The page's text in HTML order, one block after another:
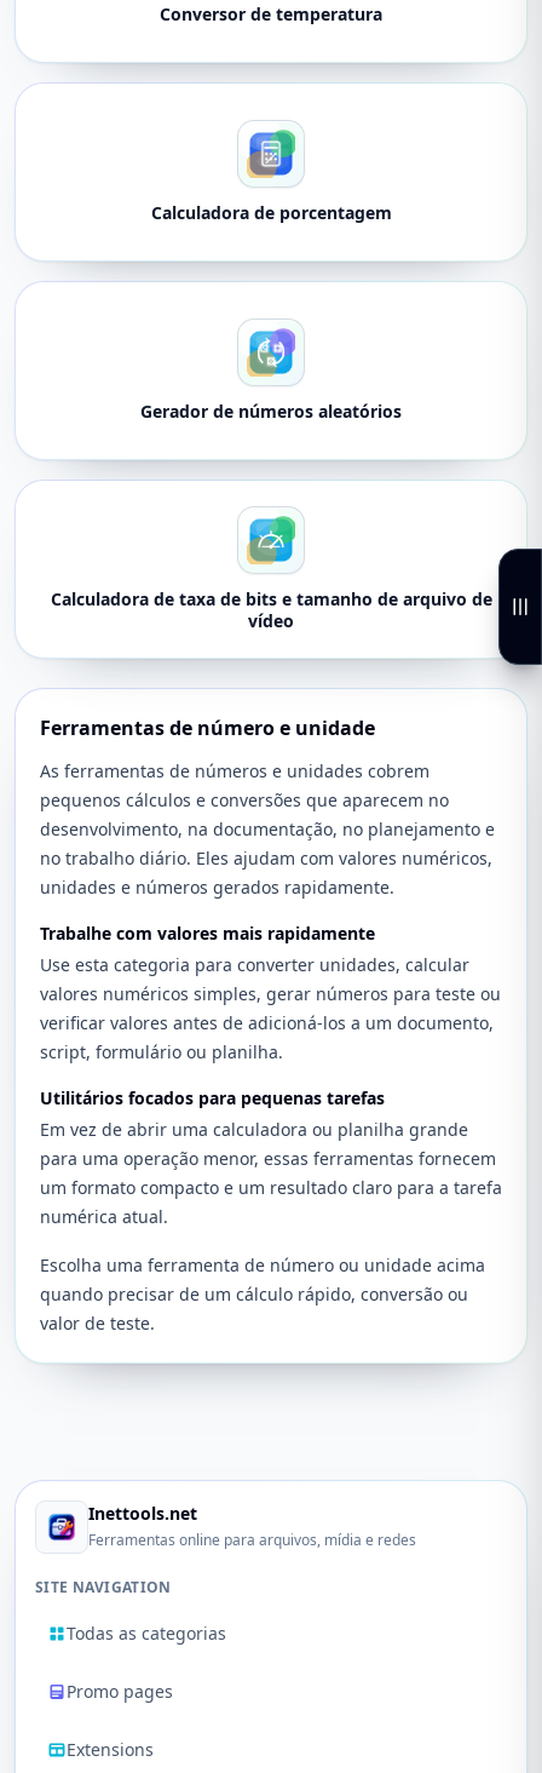
Conversor de temperatura
Calculadora de porcentagem
Gerador de números aleatórios
Calculadora de taxa de bits e tamanho de arquivo de
vídeo
Ferramentas de número e unidade
As ferramentas de números e unidades cobrem
pequenos cálculos e conversões que aparecem no
desenvolvimento, na documentação, no planejamento e
no trabalho diário. Eles ajudam com valores numéricos,
unidades e números gerados rapidamente.
Trabalhe com valores mais rapidamente
Use esta categoria para converter unidades, calcular
valores numéricos simples, gerar números para teste ou
verificar valores antes de adicioná-los a um documento,
script, formulário ou planilha.
Utilitários focados para pequenas tarefas
Em vez de abrir uma calculadora ou planilha grande
para uma operação menor, essas ferramentas fornecem
um formato compacto e um resultado claro para a tarefa
numérica atual.
Escolha uma ferramenta de número ou unidade acima
quando precisar de um cálculo rápido, conversão ou
valor de teste.
Inettools.net
Ferramentas online para arquivos, mídia e redes
SITE NAVIGATION
Todas as categorias
Promo pages
Extensions